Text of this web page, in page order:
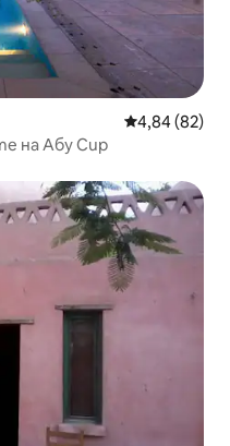
Средна
4,84 (82)
на Абу Сир